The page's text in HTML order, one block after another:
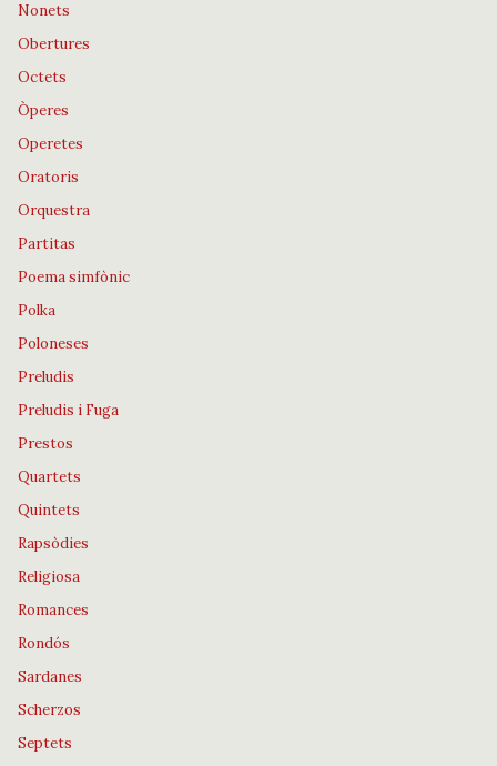
Nonets
Obertures
Octets
Òperes
Operetes
Oratoris
Orquestra
Partitas
Poema simfònic
Polka
Poloneses
Preludis
Preludis i Fuga
Prestos
Quartets
Quintets
Rapsòdies
Religiosa
Romances
Rondós
Sardanes
Scherzos
Septets